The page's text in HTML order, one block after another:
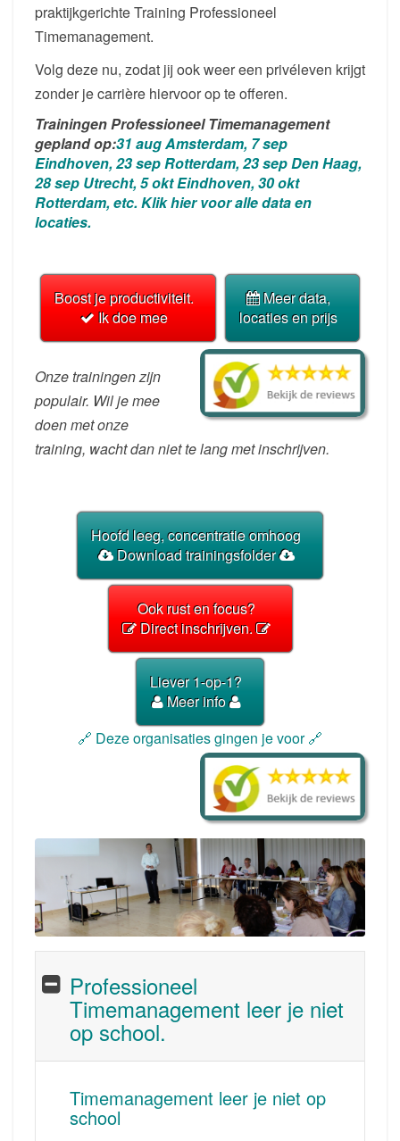
praktijkgerichte Training Professioneel
Timemanagement.
Volg deze nu, zodat jij ook weer een privéleven krijgt
zonder je carrière hiervoor op te offeren.
Trainingen Professioneel Timemanagement
gepland op:31 aug Amsterdam, 7 sep
Eindhoven, 23 sep Rotterdam, 23 sep Den Haag,
28 sep Utrecht, 5 okt Eindhoven, 30 okt
Rotterdam, etc. Klik hier voor alle data en
locaties.
Boost je productiviteit.
Ik doe mee
Meer data,
locaties en prijs
Onze trainingen zijn
populair. Wil je mee
doen met onze
training, wacht dan niet te lang met inschrijven.
Hoofd leeg, concentratie omhoog
Download trainingsfolder
Ook rust en focus?
Direct inschrijven.
Liever 1-op-1?
Meer info
🔗 Deze organisaties gingen je voor 🔗
Professioneel
Timemanagement leer je niet
op school.
Timemanagement leer je niet op
school